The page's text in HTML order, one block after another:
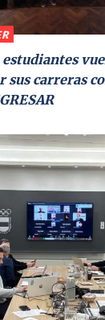
sus carreras